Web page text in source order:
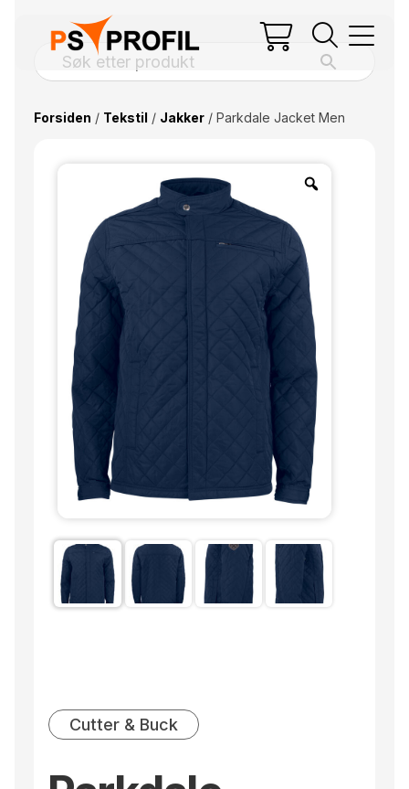
Forsiden / Tekstil / Jakker/ Parkdale Jacket Men
Cutter & Buck